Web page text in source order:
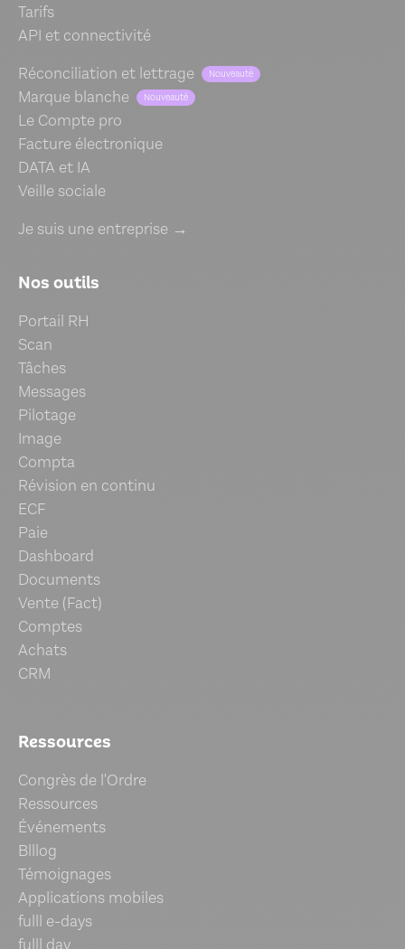
Tarifs
API et connectivité
Réconciliation et lettrage
Nouveauté
Marque blanche Nouveauté
Le Compte pro
Facture électronique
DATA et IA
Veille sociale
Je suis une entreprise →
Nos outils
Portail RH
Scan
Tâches
Messages
Pilotage
Image
Compta
Révision en continu
ECF
Paie
Dashboard
Documents
Vente (Fact)
Comptes
Achats
CRM
Ressources
Congrès de l'Ordre
Ressources
Événements
Blllog
Témoignages
Applications mobiles
fulll e-days